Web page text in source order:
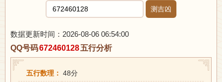
测吉凶
数据更新时间：2026-08-06 06:54:00
QQ号码672460128五行分析
五行数理： 48分